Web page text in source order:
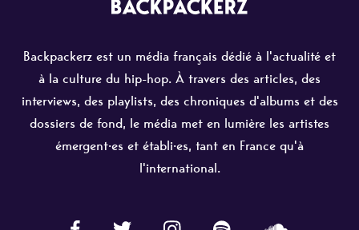
Backpackerz est un média français dédié à l'actualité et
à la culture du hip-hop. À travers des articles, des
interviews, des playlists, des chroniques d'albums et des
dossiers de fond, le média met en lumière les artistes
émergent·es et établi·es, tant en France qu'à
l'international.